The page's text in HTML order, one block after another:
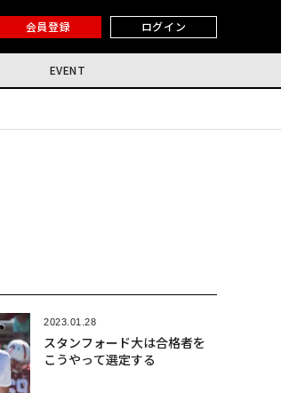
会員登録 ログイン
EVENT
2023.01.28
スタンフォード大は合格者を
こうやって選定する